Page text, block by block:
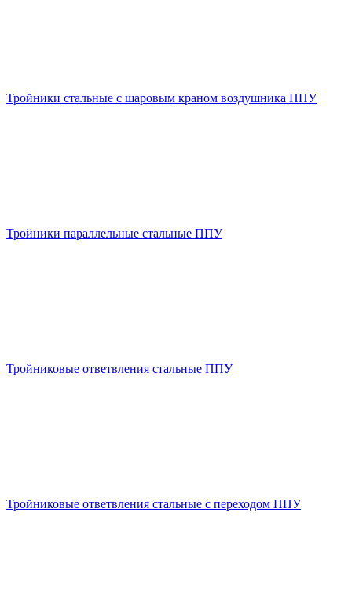
Тройники стальные с шаровым краном воздушника ППУ
Тройники параллельные стальные ППУ
Тройниковые ответвления стальные ППУ
Тройниковые ответвления стальные с переходом ППУ